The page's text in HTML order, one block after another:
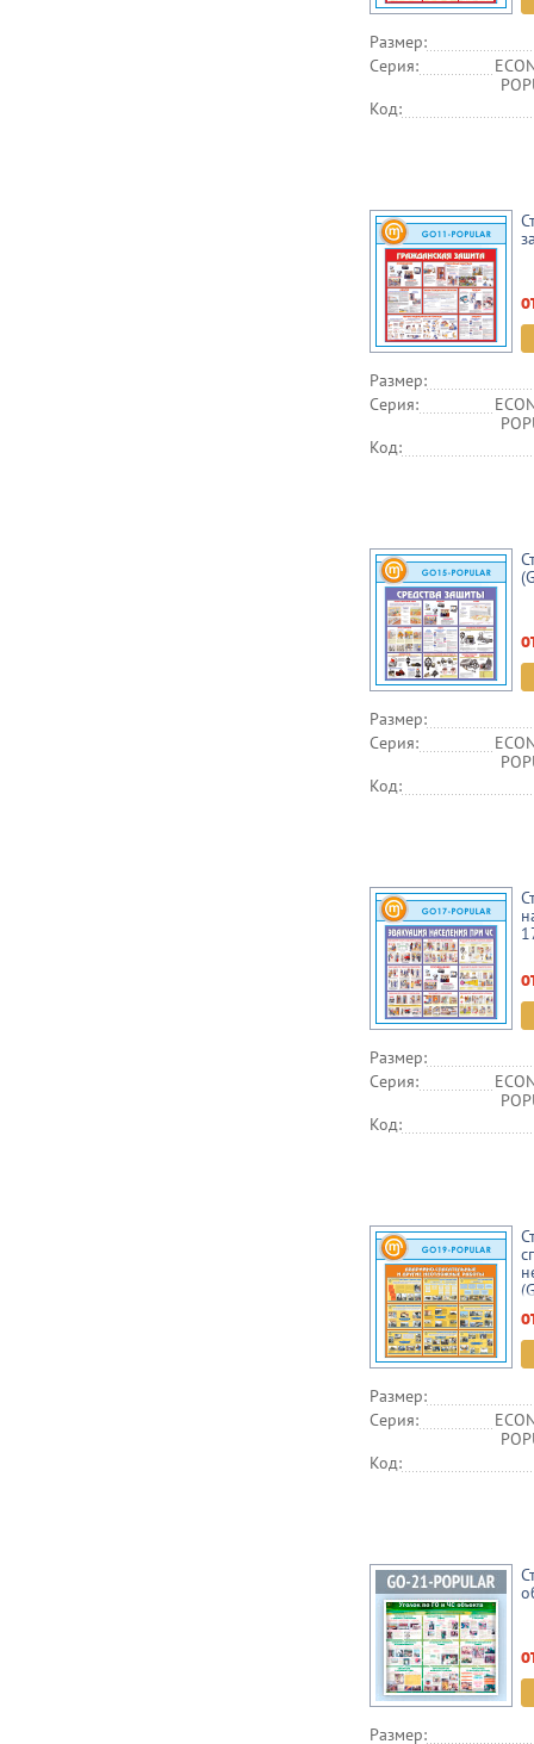
Размер:
Серия:
Код:
Размер:
Серия:
Код:
Размер:
Серия:
Код:
Размер:
Серия:
Код:
Размер:
Серия:
Код:
Размер: